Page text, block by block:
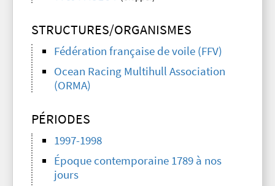
STRUCTURES/ORGANISMES
Fédération française de voile (FFV)
Ocean Racing Multihull Association
(ORMA)
PÉRIODES
1997-1998
Époque contemporaine 1789 à nos
jours